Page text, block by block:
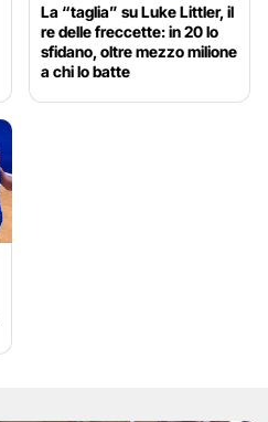
La “taglia” su Luke Littler, il
re delle freccette: in 20 lo
sfidano, oltre mezzo milione
a chi lo batte